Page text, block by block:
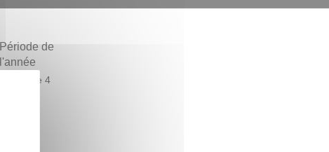
Période de
l'année
Semestre 4